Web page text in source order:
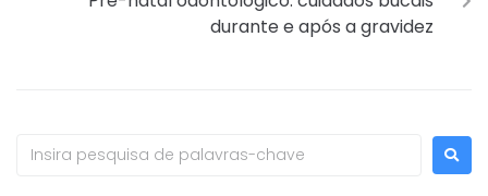
durante e após a gravidez